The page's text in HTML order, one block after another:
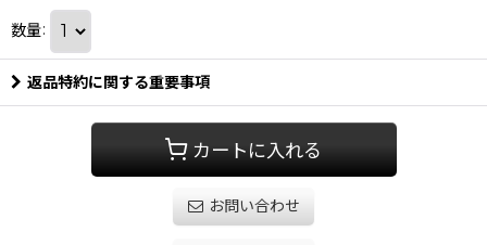
数量:
返品特約に関する重要事項
カートに入れる
お問い合わせ